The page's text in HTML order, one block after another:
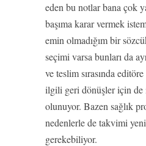
eden bu notlar bana çok
başıma karar vermek
emin olmadığım bir
seçimi varsa bunları da
ve teslim sırasında
ilgili geri dönüşler için
olunuyor. Bazen sağlık
nedenlerle de takvimi
gerekebiliyor.